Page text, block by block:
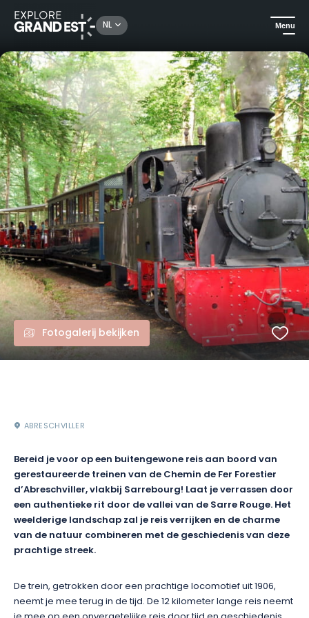
NL Menu
Kijk je ogen uit in de Grand Est Chemin de Fer Forestier - Trein d'Abreschviller
Fotogalerij bekijken
ABRESCHVILLER
Bereid je voor op een buitengewone reis aan boord van
gerestaureerde treinen van de Chemin de Fer Forestier
d’Abreschviller, vlakbij Sarrebourg! Laat je verrassen door
een authentieke rit door de vallei van de Sarre Rouge. Het
weelderige landschap zal je reis verrijken en de charme
van de natuur combineren met de geschiedenis van deze
prachtige streek.
De trein, getrokken door een prachtige locomotief uit 1906,
neemt je mee terug in de tijd. De 12 kilometer lange reis neemt